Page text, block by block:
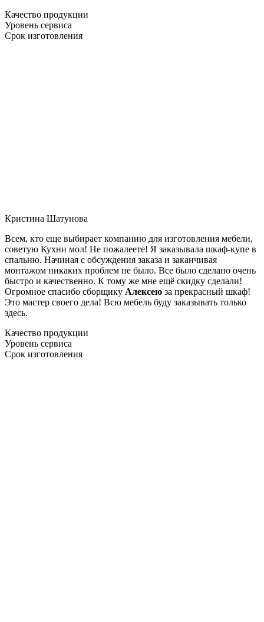
Качество продукции
Уровень сервиса
Срок изготовления
Кристина Шатунова
Всем, кто еще выбирает компанию для изготовления мебели,
советую Кухни мол! Не пожалеете! Я заказывала шкаф-купе в
спальню. Начиная с обсуждения заказа и заканчивая
монтажом никаких проблем не было. Все было сделано очень
быстро и качественно. К тому же мне ещё скидку сделали!
Огромное спасибо сборщику Алексею за прекрасный шкаф!
Это мастер своего дела! Всю мебель буду заказывать только
здесь.
Качество продукции
Уровень сервиса
Срок изготовления